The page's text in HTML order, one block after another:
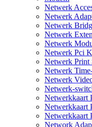
Netwerk
Netwerk
Netwerk
Netwerk
Netwerk
Netwerk Pci
Netwerk Print
Netwerk
Netwerk
Netwerk-
Netwerkkaart
Netwerkkaart
Netwerkkaart
Network